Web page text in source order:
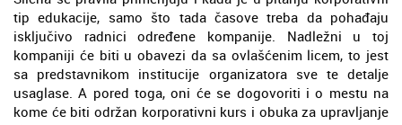
tip edukacije, samo što tada časove treba da pohađaju
isključivo radnici određene kompanije. Nadležni u toj
kompaniji će biti u obavezi da sa ovlašćenim licem, to jest
sa predstavnikom institucije organizatora sve te detalje
usaglase. A pored toga, oni će se dogovoriti i o mestu na
kome će biti održan korporativni kurs i obuka za upravljanje